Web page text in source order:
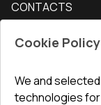
Interior doors
How to measure
For companies,
Conditions for
Guarantee
CONTACTS
Cookie Policy
We and
technologies